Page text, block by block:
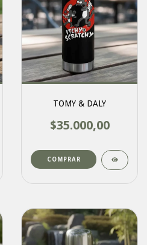
TOMY & DALY
$35.000,00
COMPRAR